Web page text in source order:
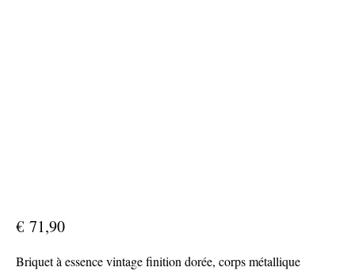
€ 71,90
Briquet à essence vintage finition dorée, corps métallique